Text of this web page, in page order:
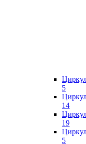
5
14
19
5